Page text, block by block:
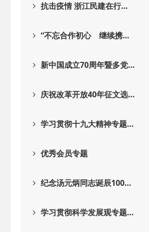
抗击疫情 浙江民建在行…
“不忘合作初心 继续携…
新中国成立70周年暨多党…
庆祝改革开放40年征文选…
学习贯彻十九大精神专题…
优秀会员专题
纪念汤元炳同志诞辰100…
学习贯彻科学发展观专题…